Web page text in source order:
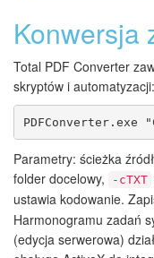
Konwersja
Total PDF Converter
skryptów i automatyzacji:
Parametry: ścieżka
folder docelowy,
-cTXT
ustawia kodowanie.
Harmonogramu zadań
(edycja serwerowa)